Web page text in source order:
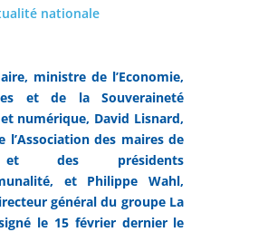
nationale
ministre de l’Economie,
et de la Souveraineté
numérique, David Lisnard,
l’Association des maires de
et des présidents
et Philippe Wahl,
général du groupe La
le 15 février dernier le